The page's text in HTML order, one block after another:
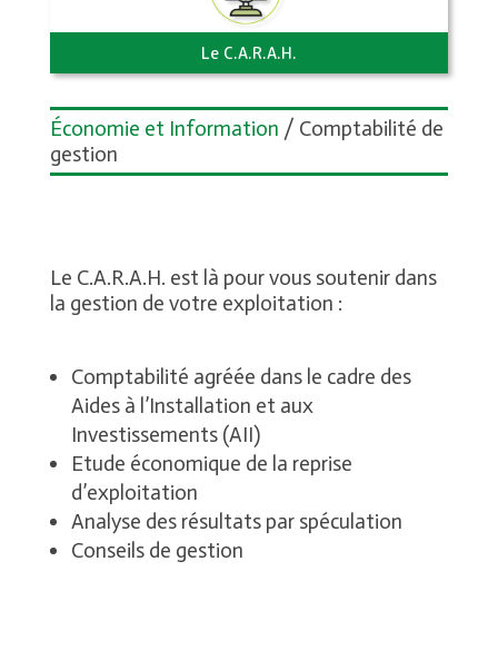
Le C.A.R.A.H.
Économie et Information / Comptabilité de
gestion
Le C.A.R.A.H. est là pour vous soutenir dans
la gestion de votre exploitation :
Comptabilité agréée dans le cadre des
Aides à l’Installation et aux
Investissements (AII)
Etude économique de la reprise
d’exploitation
Analyse des résultats par spéculation
Conseils de gestion